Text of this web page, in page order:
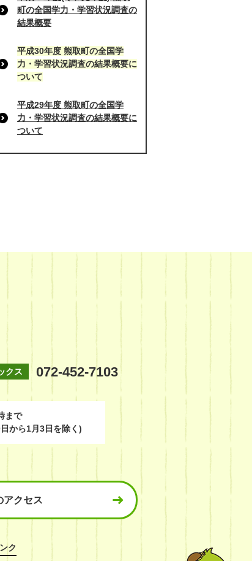
町の全国学力・学習状況調査の
結果概要
平成30年度 熊取町の全国学
力・学習状況調査の結果概要に
ついて
平成29年度 熊取町の全国学
力・学習状況調査の結果概要に
ついて
クス 072-452-7103
まで
から1月3日を除く)
アクセス
ク